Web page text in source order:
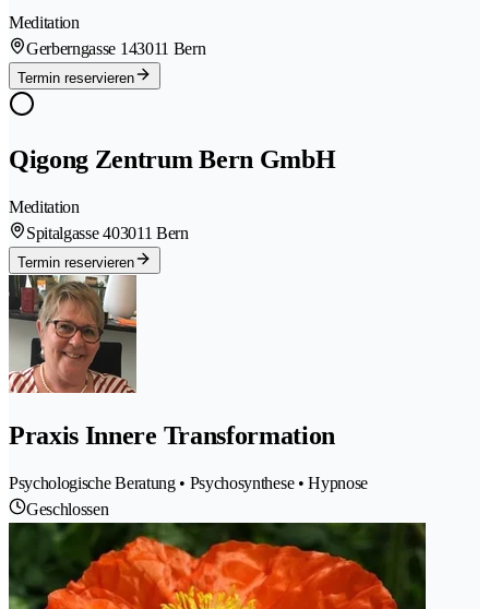
Meditation
Gerberngasse 143011 Bern
Termin reservieren
Qigong Zentrum Bern GmbH
Meditation
Spitalgasse 403011 Bern
Termin reservieren
Praxis Innere Transformation
Psychologische Beratung • Psychosynthese • Hypnose
Geschlossen